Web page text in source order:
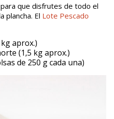
que disfrutes de todo el
plancha. El Lote Pescado
aprox.)
(1,5 kg aprox.)
de 250 g cada una)